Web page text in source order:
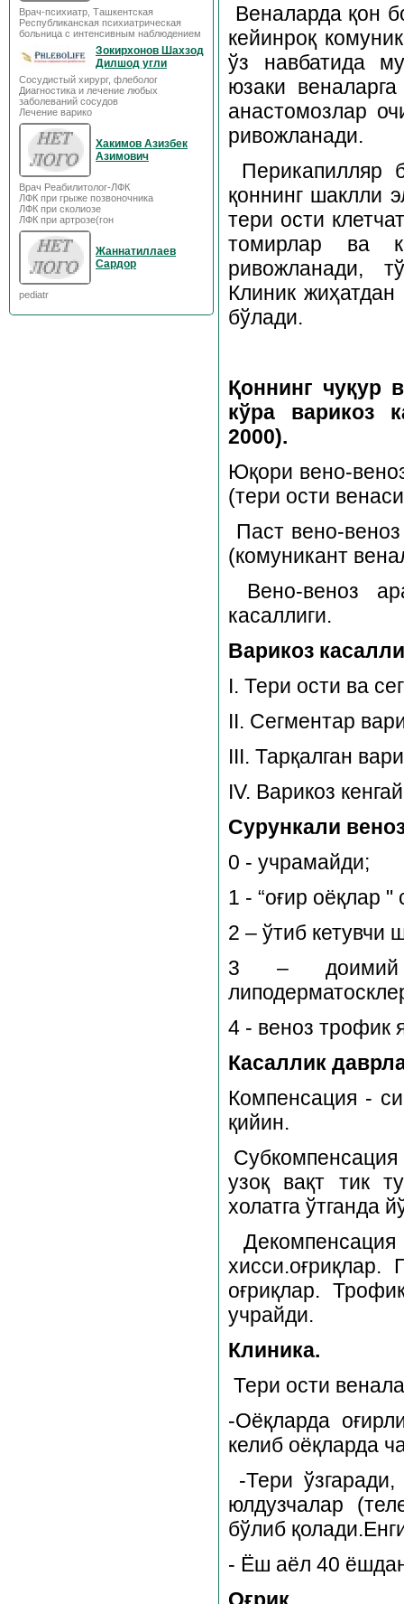
Врач-психиатр, Ташкентская
Республиканская психиатрическая
больница с интенсивным наблюдением
Зокирхонов Шахзод
Дилшод угли
Сосудистый хирург, флеболог
Диагностика и лечение любых
заболеваний сосудов
Лечение варико
Хакимов Азизбек
Азимович
Врач Реабилитолог-ЛФК
ЛФК при грыже позвоночника
ЛФК при сколиозе
ЛФК при артрозе(гон
Жаннатиллаев
Сардор
pediatr
Веналарда қон
кейинроқ
ўз навбатида
юзаки
анастомозлар
ривожланади.
Перикапилляр
қоннинг шаклли
тери ости
томирлар ва
ривожланади,
Клиник
бўлади.
Қоннинг чуқур
кўра варикоз
2000).
Юқори вено-
(тери ости
Паст вено-
(комуникант
Вено-веноз
касаллиги.
Варикоз
I. Тери ости ва
II. Сегментар
III. Тарқалган
IV. Варикоз
Сурункали
0 - учрамайди;
1 - “оғир оёқлар
2 – ўтиб кетувчи
3 – доимий
4 - веноз трофик
Касаллик
Компенсация -
қийин.
Субкомпенсация
узоқ вақт тик
холатга ўтганда
хисси.оғриқлар.
оғриқлар.
учрайди.
Клиника.
Тери ости
-Оёқларда
келиб оёқларда
-Тери
юлдузчалар
бўлиб
- Ёш аёл 40
Оғриқ